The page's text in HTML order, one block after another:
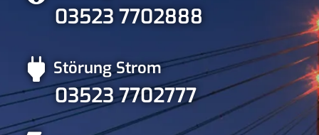
03523 7702888
Störung Strom
03523 7702777